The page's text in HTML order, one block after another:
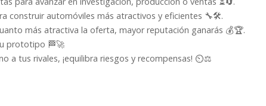
construir automóviles más atractivos y eficientes 🔧🛠️.
más atractiva la oferta, mayor reputación ganarás 💰🏆.
prototipo 🏁🚀
a tus rivales, ¡equilibra riesgos y recompensas! ⏲️⚖️